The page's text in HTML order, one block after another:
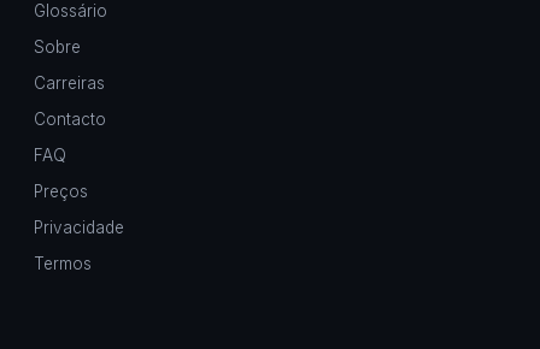
Glossário
Sobre
Carreiras
Contacto
FAQ
Preços
Privacidade
Termos